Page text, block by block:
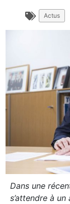
Actus
Dans une
s’attendre à